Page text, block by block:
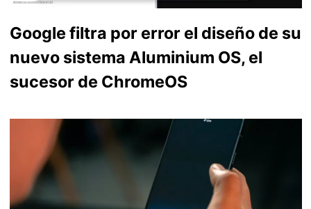
Google filtra por error el diseño de su
nuevo sistema Aluminium OS, el
sucesor de ChromeOS